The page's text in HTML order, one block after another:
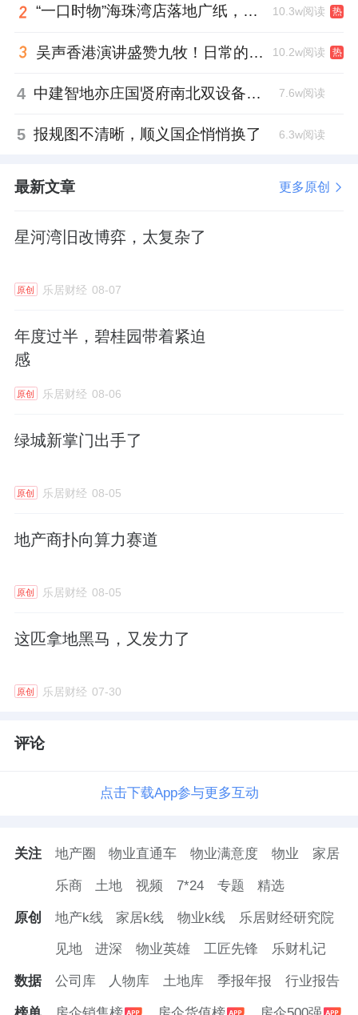
东片区一处地块。拿地不到10天，项目就拿到
斩获鼓楼G21地块，成交楼面价23241元/㎡。9
月中旬，在武汉，能建城发以底价竞得青山区
机构数据显示，2022年，能建城发销售规模
183.7亿元，排名79位。未合并之前，葛洲坝地
亿元、101.2亿元。
值，位列
克而瑞排行榜第23位，此次42.88亿拿
半。
合并往事与资产增重
作为国务院指定的16家以房地产为主业的央企
吸收合并后仍对中国能建营收、资产规模起到
葛洲坝的房地产板块与公路运营、水务等板块
合并为“投资运营业务”，2019年，该项业务的
2020年，葛洲坝营业收入1126.11亿元，，利
净利润42.82亿元，期末总资产为2594.05亿
米，销售合同签约额192.37亿元。
而在被吸收合并前的2021上半年，葛洲坝营业
母公司所有者的净利润15.79亿元，总资产
2697.99亿元。房地产实现权益销售面积27.73
万平米，销售合同签约额77.8亿元。
2020年10月28日，中国能建发布公告称，拟通
“一口时物”海珠湾店落地广纸，越秀地产以“新鲜现制”商业新场景打造社区高品质生活 10.3w阅读 热
吴声香港演讲盛赞九牧！日常的小锚点变成科技突破点！ 10.2w阅读 热
4 中建智地亦庄国贤府南北双设备平台，得房率创区域新高 7.6w阅读
5 报规图不清晰，顺义国企悄悄换了 6.3w阅读
最新文章 更多原创
星河湾旧改博弈，太复杂了
原创 乐居财经 08-07
年度过半，碧桂园带着紧迫
感
原创 乐居财经 08-06
绿城新掌门出手了
原创 乐居财经 08-05
地产商扑向算力赛道
原创 乐居财经 08-05
这匹拿地黑马，又发力了
原创 乐居财经 07-30
评论
点击下载App参与更多互动
关注 地产圈 物业直通车 物业满意度 物业 家居
乐商 土地 视频 7*24 专题 精选
原创 地产k线 家居k线 物业k线 乐居财经研究院
见地 进深 物业英雄 工匠先锋 乐财札记
数据 公司库 人物库 土地库 季报年报 行业报告